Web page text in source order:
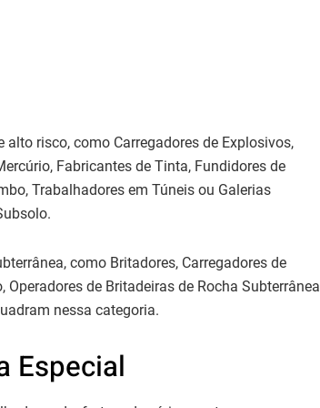
risco, como Carregadores de Explosivos,
Fabricantes de Tinta, Fundidores de
Trabalhadores em Túneis ou Galerias
como Britadores, Carregadores de
de Britadeiras de Rocha Subterrânea
nessa categoria.
Especial